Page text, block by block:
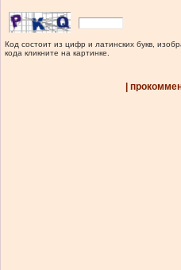
Код состоит из цифр и латинских букв,
кода кликните на картинке.
|